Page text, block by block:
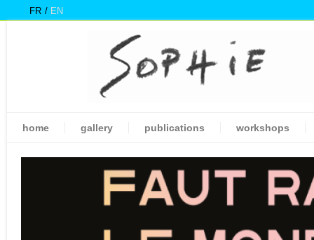
FR EN
home gallery publications workshops